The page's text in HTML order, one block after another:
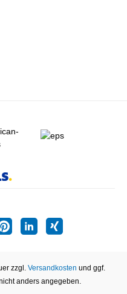
zzgl. Versandkosten und ggf.
anders angegeben.